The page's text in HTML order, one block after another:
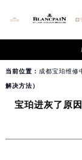
当前位置： 成都宝珀维修
解决方法）
宝珀进灰了原